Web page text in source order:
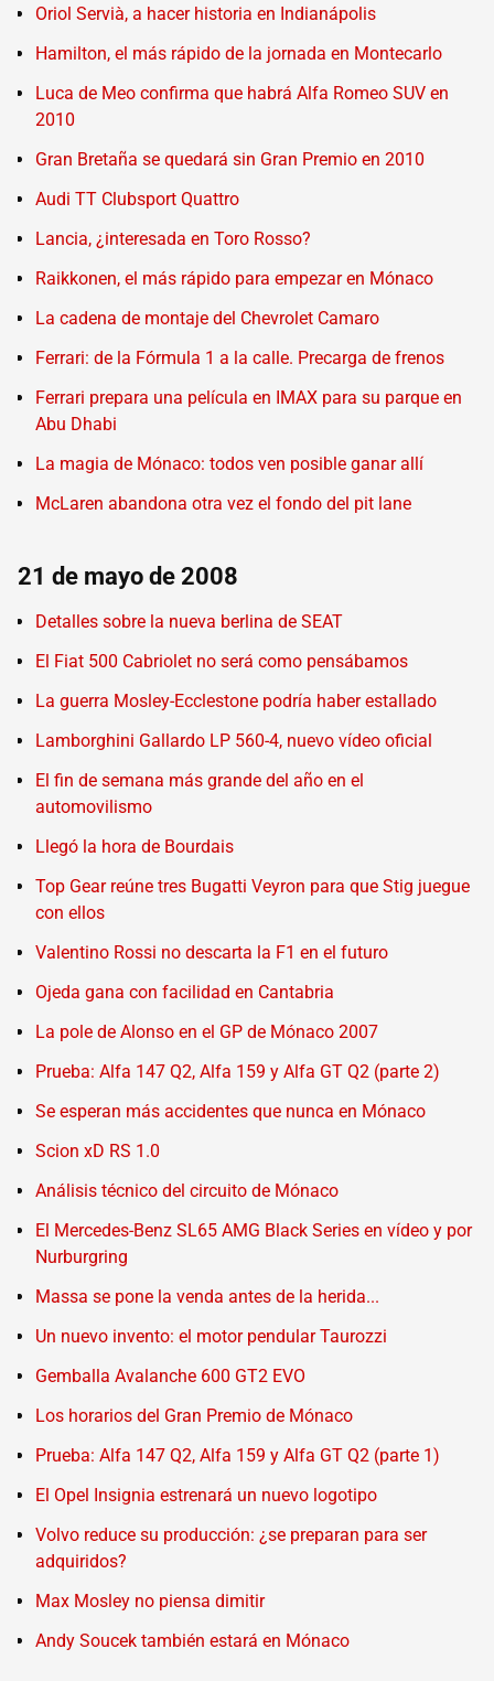
Oriol Servià, a hacer historia en Indianápolis
Hamilton, el más rápido de la jornada en Montecarlo
Luca de Meo confirma que habrá Alfa Romeo SUV en
2010
Gran Bretaña se quedará sin Gran Premio en 2010
Audi TT Clubsport Quattro
Lancia, ¿interesada en Toro Rosso?
Raikkonen, el más rápido para empezar en Mónaco
La cadena de montaje del Chevrolet Camaro
Ferrari: de la Fórmula 1 a la calle. Precarga de frenos
Ferrari prepara una película en IMAX para su parque en
Abu Dhabi
La magia de Mónaco: todos ven posible ganar allí
McLaren abandona otra vez el fondo del pit lane
21 de mayo de 2008
Detalles sobre la nueva berlina de SEAT
El Fiat 500 Cabriolet no será como pensábamos
La guerra Mosley-Ecclestone podría haber estallado
Lamborghini Gallardo LP 560-4, nuevo vídeo oficial
El fin de semana más grande del año en el
automovilismo
Llegó la hora de Bourdais
Top Gear reúne tres Bugatti Veyron para que Stig juegue
con ellos
Valentino Rossi no descarta la F1 en el futuro
Ojeda gana con facilidad en Cantabria
La pole de Alonso en el GP de Mónaco 2007
Prueba: Alfa 147 Q2, Alfa 159 y Alfa GT Q2 (parte 2)
Se esperan más accidentes que nunca en Mónaco
Scion xD RS 1.0
Análisis técnico del circuito de Mónaco
El Mercedes-Benz SL65 AMG Black Series en vídeo y por
Nurburgring
Massa se pone la venda antes de la herida...
Un nuevo invento: el motor pendular Taurozzi
Gemballa Avalanche 600 GT2 EVO
Los horarios del Gran Premio de Mónaco
Prueba: Alfa 147 Q2, Alfa 159 y Alfa GT Q2 (parte 1)
El Opel Insignia estrenará un nuevo logotipo
Volvo reduce su producción: ¿se preparan para ser
adquiridos?
Max Mosley no piensa dimitir
Andy Soucek también estará en Mónaco